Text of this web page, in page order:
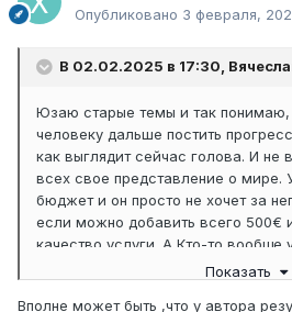
Опубликовано 3 февраля,
В 02.02.2025 в 17:30,
Юзаю старые темы и так понимаю,
человеку дальше постить
как выглядит сейчас голова. И не
всех свое представление о мире.
бюджет и он просто не хочет за
если можно добавить всего 500€
качество услуги. А Кто-то вообще
РФ в жутких шарагах, где даже в
Показать
Вполне может быть ,что у автора